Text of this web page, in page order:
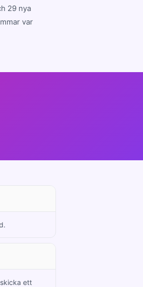
29 nya
var
ett